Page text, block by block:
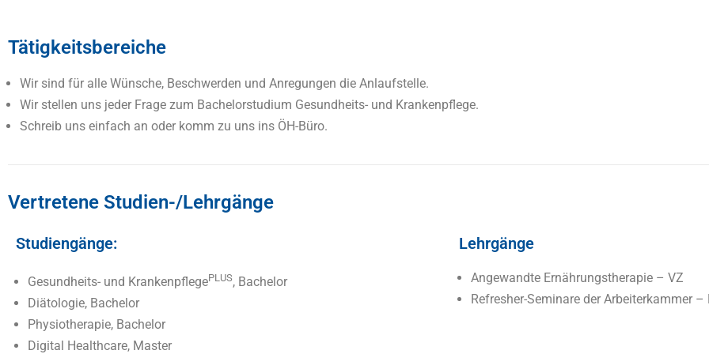
Tätigkeitsbereiche
Wir sind für alle Wünsche, Beschwerden und Anregungen die Anlaufstelle.
Wir stellen uns jeder Frage zum Bachelorstudium Gesundheits- und Krankenpflege.
Schreib uns einfach an oder komm zu uns ins ÖH-Büro.
Vertretene Studien-/Lehrgänge
Studiengänge:
Gesundheits- und KrankenpflegePLUS, Bachelor
Diätologie, Bachelor
Physiotherapie, Bachelor
Digital Healthcare, Master
Lehrgänge
Angewandte Ernährungstherapie – VZ
Refresher-Seminare der Arbeiterkammer –